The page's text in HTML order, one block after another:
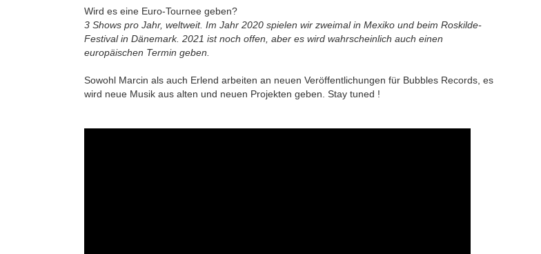
Wird es eine Euro-Tournee geben?
3 Shows pro Jahr, weltweit. Im Jahr 2020 spielen wir zweimal in Mexiko und beim Roskilde-
Festival in Dänemark. 2021 ist noch offen, aber es wird wahrscheinlich auch einen
europäischen Termin geben.
Sowohl Marcin als auch Erlend arbeiten an neuen Veröffentlichungen für Bubbles Records, es
wird neue Musik aus alten und neuen Projekten geben. Stay tuned !